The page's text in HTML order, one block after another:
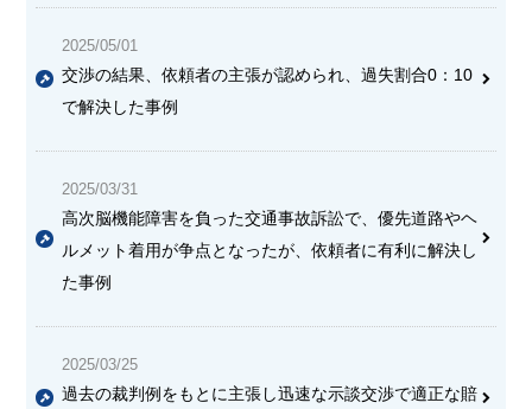
2025/05/01
交渉の結果、依頼者の主張が認められ、過失割合0：10
で解決した事例
2025/03/31
高次脳機能障害を負った交通事故訴訟で、優先道路やヘ
ルメット着用が争点となったが、依頼者に有利に解決し
た事例
2025/03/25
過去の裁判例をもとに主張し迅速な示談交渉で適正な賠